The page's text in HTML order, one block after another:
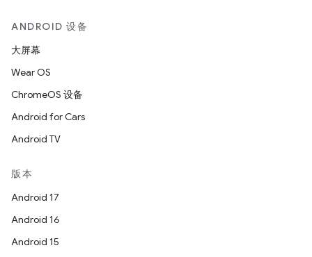
ANDROID 设备
大屏幕
Wear OS
ChromeOS 设备
Android for Cars
Android TV
版本
Android 17
Android 16
Android 15